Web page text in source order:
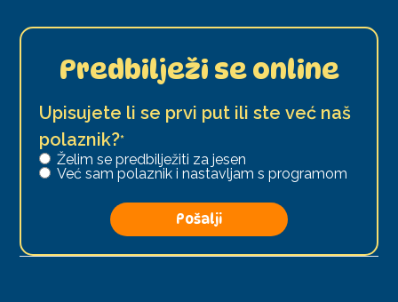
Predbilježi se online
Upisujete li se prvi put ili ste već naš
polaznik?*
Želim se predbilježiti za jesen
Već sam polaznik i nastavljam s programom